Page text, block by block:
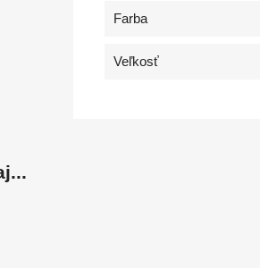
Farba
Veľkosť